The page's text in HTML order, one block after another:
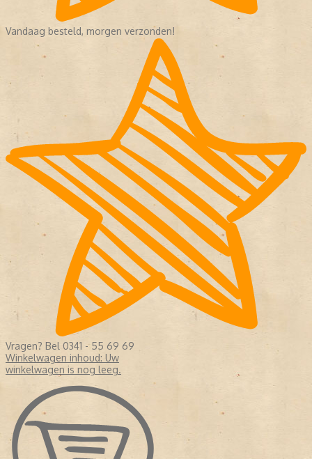
Vandaag besteld, morgen verzonden!
Vragen? Bel 0341 - 55 69 69
Winkelwagen inhoud: Uw
winkelwagen is nog leeg.